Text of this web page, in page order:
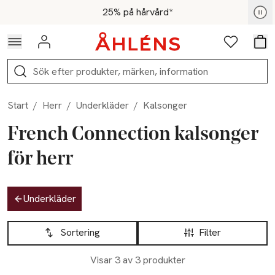
Hoppa till navigationsmenyn25% på hårvård*
För medlemmar - Shoppa nu
Logga in Favoriter
Sök
Start / Herr / Underkläder / Kalsonger
French Connection kalsonger
för herr
Hoppa till produktsidan
Underkläder
Hoppa till produktsidan
Filter
Sortering
Visar 3 av 3 produkter
Lista över produkter